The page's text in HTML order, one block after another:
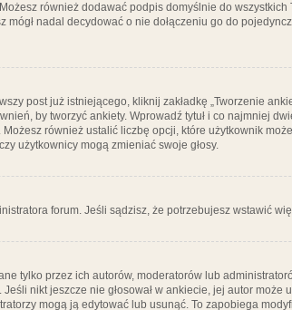
również dodawać podpis domyślnie do
mógł nadal decydować o nie dołączeniu go do
post już istniejącego, kliknij zakładkę „Tworzenie
by tworzyć ankiety. Wprowadź tytuł i co najmniej
również ustalić liczbę opcji, które użytkownik
użytkownicy mogą zmieniać swoje głosy.
forum. Jeśli sądzisz, że potrzebujesz wstawić
tylko przez ich autorów, moderatorów lub
nikt jeszcze nie głosował w ankiecie, jej autor
mogą ją edytować lub usunąć. To zapobiega